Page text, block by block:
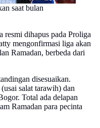
saat bulan
resmi dihapus pada Proliga
mengonfirmasi liga akan
Ramadan, berbeda dari
disesuaikan.
salat tarawih) dan
Total ada delapan
Ramadan para pecinta